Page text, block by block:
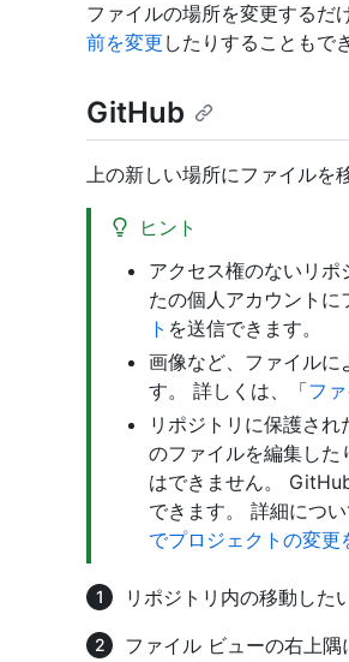
ファイルの場所を変更するだ
前を変更 したりすることもで
GitHub
上の新しい場所にファイルを
ヒント
アクセス権のないリ
たの個人アカウント
ト を送信できます。
画像など、ファイルに
す。 詳しくは、「フ
リポジトリに保護さ
のファイルを編集した
はできません。
できます。 詳細につ
でプロジェクトの変更
リポジトリ内の移動した
ファイル ビューの右上隅